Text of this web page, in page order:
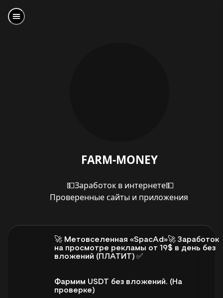
FARM-MONEY
💵Заработок в интернете💵
Проверенные сайты и приложения
🚀 Метовселенная «SpacAd»🚀 Заработок
на просмотре рекламы от 19$ в день без
вложений (ПЛАТИТ) ✅
Фармим USDT без вложений. (На
проверке)